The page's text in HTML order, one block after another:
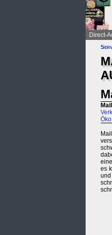
Direct-
es